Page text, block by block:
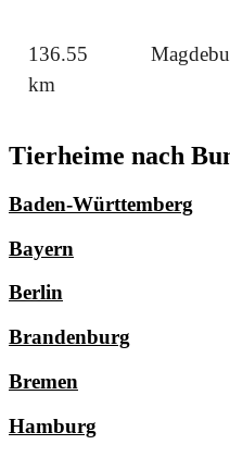
136.55
km
Tierheime nach
Baden-Württemberg
Bayern
Berlin
Brandenburg
Bremen
Hamburg